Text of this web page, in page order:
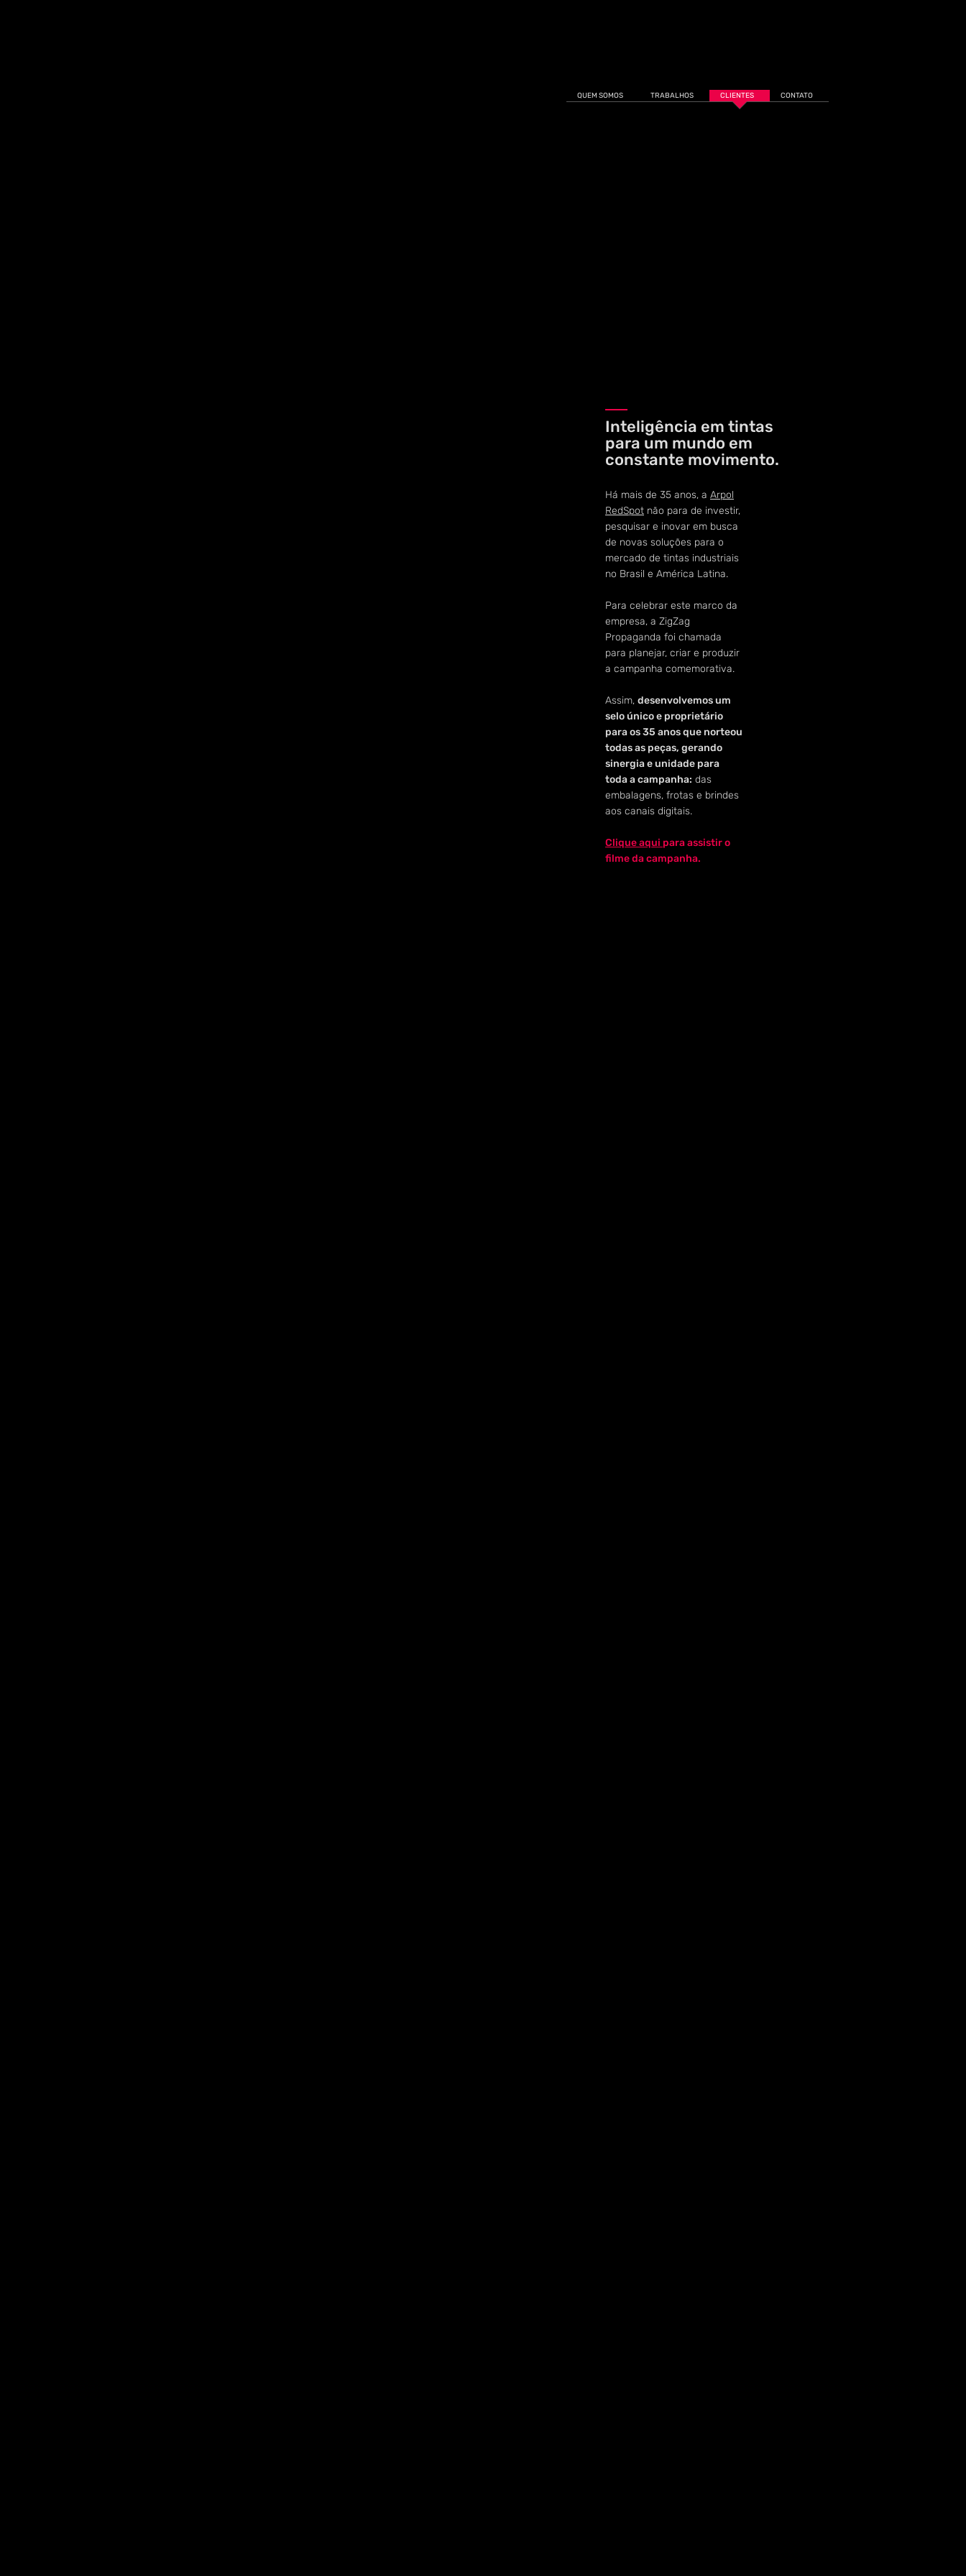
QUEM SOMOS TRABALHOS CLIENTES CONTATO
Inteligência em tintas
para um mundo em
constante movimento.
Há mais de 35 anos, a Arpol
RedSpot não para de investir,
pesquisar e inovar em busca
de novas soluções para o
mercado de tintas industriais
no Brasil e América Latina.
Para celebrar este marco da
empresa, a ZigZag
Propaganda foi chamada
para planejar, criar e produzir
a campanha comemorativa.
Assim, desenvolvemos um
selo único e proprietário
para os 35 anos que norteou
todas as peças, gerando
sinergia e unidade para
toda a campanha: das
embalagens, frotas e brindes
aos canais digitais.
Clique aqui para assistir o
filme da campanha.